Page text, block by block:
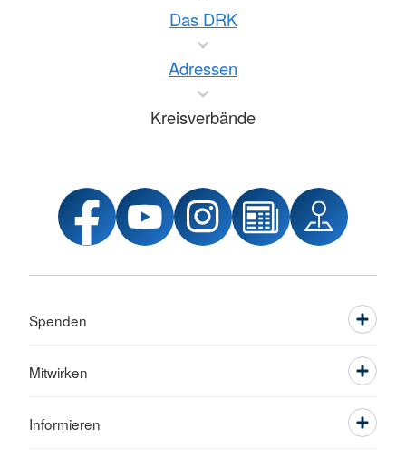
Das DRK
Adressen
Kreisverbände
Spenden
Mitwirken
Informieren